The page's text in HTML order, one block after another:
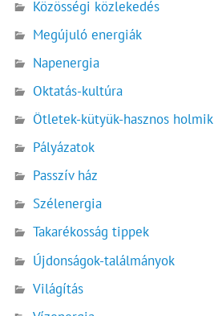
Közösségi közlekedés
Megújuló energiák
Napenergia
Oktatás-kultúra
Ötletek-kütyük-hasznos holmik
Pályázatok
Passzív ház
Szélenergia
Takarékosság tippek
Újdonságok-találmányok
Világítás